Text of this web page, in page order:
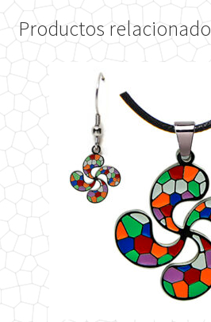
Productos